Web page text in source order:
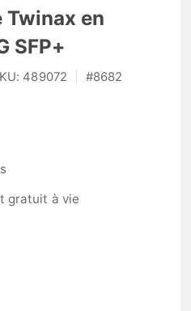
en
SFP+
489072 #8682
gratuit à vie